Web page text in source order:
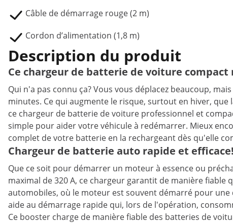
Câble de démarrage rouge (2 m)
Cordon d’alimentation (1,8 m)
Description du produit
Ce chargeur de batterie de voiture
Qui n'a pas connu ça? Vous vous déplacez beaucoup,
minutes. Ce qui augmente le risque, surtout en hiver,
ce chargeur de batterie de voiture professionnel et
simple pour aider votre véhicule à redémarrer. Mieux
complet de votre batterie en la rechargeant dès qu'elle
Chargeur de batterie auto rapide et efficace!
Que ce soit pour démarrer un moteur à essence ou
maximal de 320 A, ce chargeur garantit de manière
automobiles, où le moteur est souvent démarré pour
aide au démarrage rapide qui, lors de l'opération,
Ce booster charge de manière fiable des batteries de